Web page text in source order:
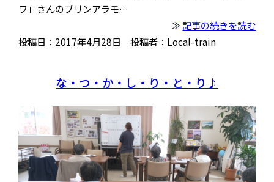
ワ」さんのプリンアラモ…
≫記事の続きを読む
投稿日：2017年4月28日 投稿者：Local-train
な・つ・か・し・り・と・り♪